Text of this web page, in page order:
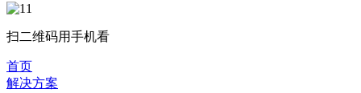
扫二维码用手机看
首页
解决方案